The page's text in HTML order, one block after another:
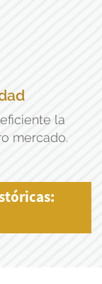
la
mercado.